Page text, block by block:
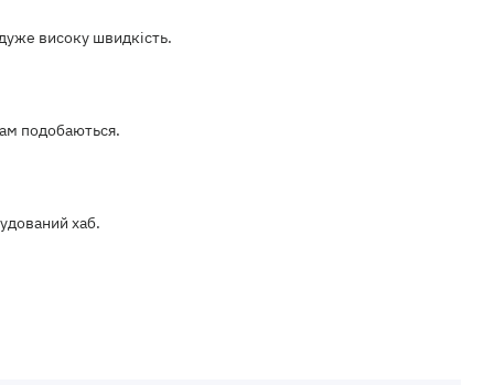
високу швидкість.
подобаються.
хаб.